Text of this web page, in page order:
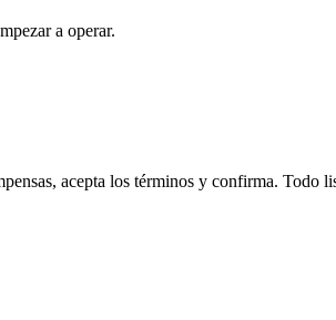
a operar.
acepta los términos y confirma. Todo